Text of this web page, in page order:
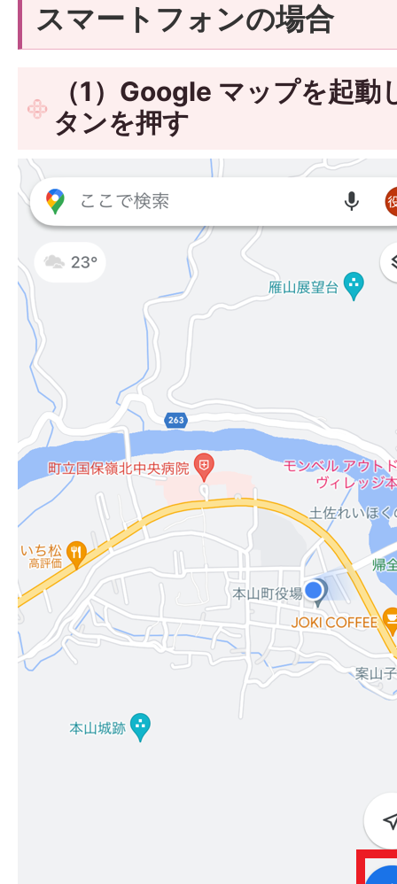
スマートフォンの場合
（1）Google マップを起
タンを押す